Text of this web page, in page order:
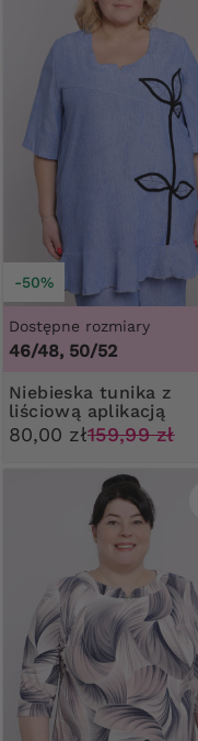
-50%
Dostępne rozmiary
46/48, 50/52
Niebieska tunika z
liściową aplikacją
80,00 zł159,99 zł